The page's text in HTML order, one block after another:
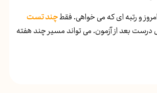
و رتبه ای که می خواهی. فقطچند تست
بعد از آزمون. می تواند مسیر چند هفته